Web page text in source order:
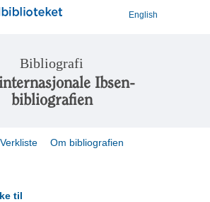
English
Bibliografi
Ibsen-
bibliografien
Verkliste Om bibliografien
til